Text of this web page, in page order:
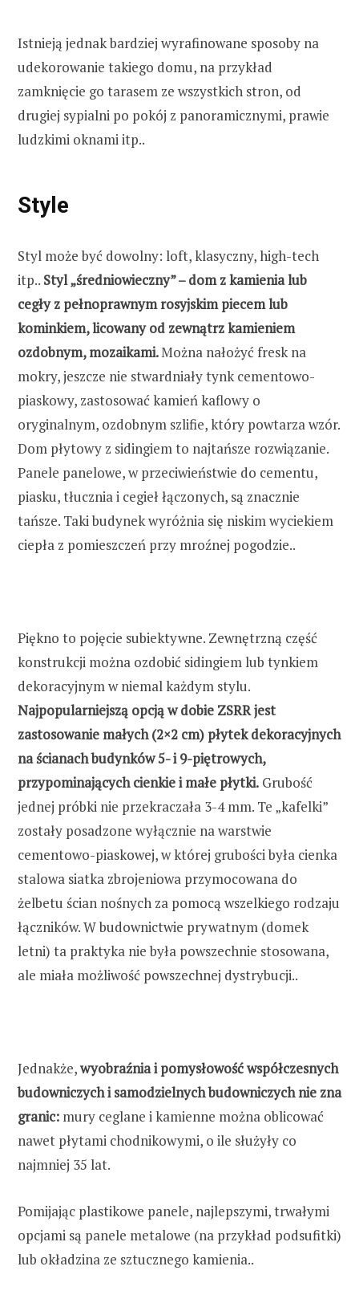
Istnieją jednak bardziej wyrafinowane sposoby na
udekorowanie takiego domu, na przykład
zamknięcie go tarasem ze wszystkich stron, od
drugiej sypialni po pokój z panoramicznymi, prawie
ludzkimi oknami itp..
Style
Styl może być dowolny: loft, klasyczny, high-tech
itp.. Styl „średniowieczny” – dom z kamienia lub
cegły z pełnoprawnym rosyjskim piecem lub
kominkiem, licowany od zewnątrz kamieniem
ozdobnym, mozaikami.Można nałożyć fresk na
mokry, jeszcze nie stwardniały tynk cementowo-
piaskowy, zastosować kamień kaflowy o
oryginalnym, ozdobnym szlifie, który powtarza wzór.
Dom płytowy z sidingiem to najtańsze rozwiązanie.
Panele panelowe, w przeciwieństwie do cementu,
piasku, tłucznia i cegieł łączonych, są znacznie
tańsze. Taki budynek wyróżnia się niskim wyciekiem
ciepła z pomieszczeń przy mroźnej pogodzie..
Piękno to pojęcie subiektywne. Zewnętrzną część
konstrukcji można ozdobić sidingiem lub tynkiem
dekoracyjnym w niemal każdym stylu.
Najpopularniejszą opcją w dobie ZSRR jest
zastosowanie małych (2×2 cm) płytek dekoracyjnych
na ścianach budynków 5- i 9-piętrowych,
przypominających cienkie i małe płytki. Grubość
jednej próbki nie przekraczała 3-4 mm. Te „kafelki”
zostały posadzone wyłącznie na warstwie
cementowo-piaskowej, w której grubości była cienka
stalowa siatka zbrojeniowa przymocowana do
żelbetu ścian nośnych za pomocą wszelkiego rodzaju
łączników. W budownictwie prywatnym (domek
letni) ta praktyka nie była powszechnie stosowana,
ale miała możliwość powszechnej dystrybucji..
Jednakże,wyobraźnia i pomysłowość współczesnych
budowniczych i samodzielnych budowniczych nie zna
granic: mury ceglane i kamienne można oblicować
nawet płytami chodnikowymi, o ile służyły co
najmniej 35 lat.
Pomijając plastikowe panele, najlepszymi, trwałymi
opcjami są panele metalowe (na przykład podsufitki)
lub okładzina ze sztucznego kamienia..